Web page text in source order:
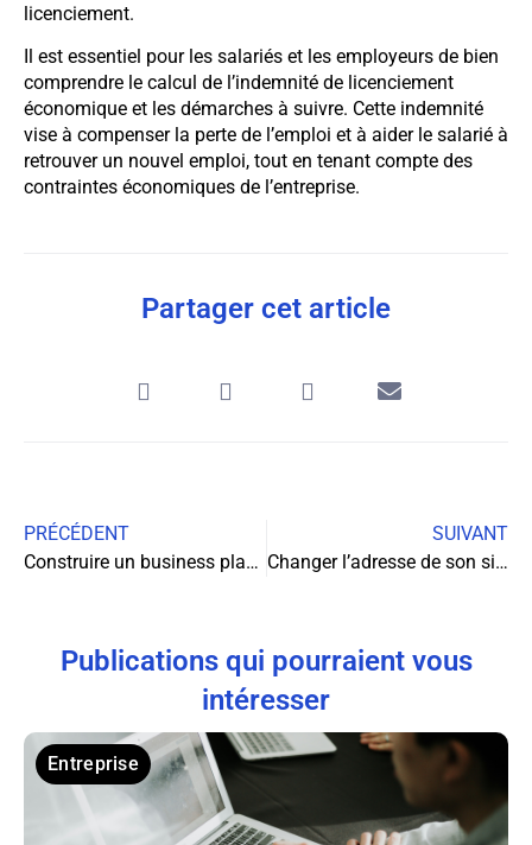
licenciement.
Il est essentiel pour les salariés et les employeurs de bien
comprendre le calcul de l’indemnité de licenciement
économique et les démarches à suivre. Cette indemnité
vise à compenser la perte de l’emploi et à aider le salarié à
retrouver un nouvel emploi, tout en tenant compte des
contraintes économiques de l’entreprise.
Partager cet article
PRÉCÉDENT
Construire un business plan : les étapes clés pour réussir
SUIVANT
Changer l’adresse de son siège social : un processus clé pour les entreprises
Publications qui pourraient vous
intéresser
Entreprise